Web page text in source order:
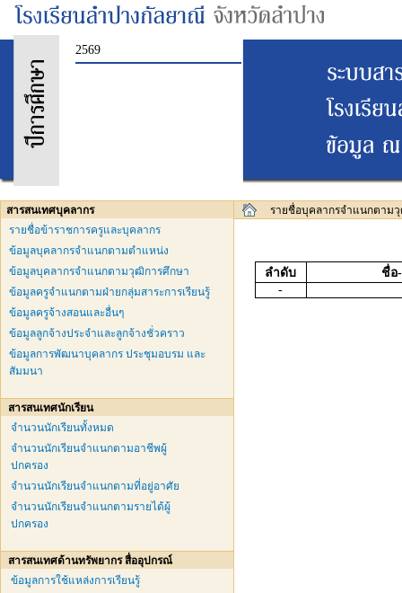
2569
สารสนเทศบุคลากร
รายชื่อข้าราชการครูและบุคลากร
ข้อมูลบุคลากรจำแนกตามตำแหน่ง
ข้อมูลบุคลากรจำแนกตามวุฒิการศึกษา
ข้อมูลครูจำแนกตามฝ่ายกลุ่มสาระการเรียนรู้
ข้อมูลครูจ้างสอนและอื่นๆ
ข้อมูลลูกจ้างประจำและลูกจ้างชั่วคราว
ข้อมูลการพัฒนาบุคลากร ประชุมอบรม และ
สัมมนา
สารสนเทศนักเรียน
จำนวนนักเรียนทั้งหมด
จำนวนนักเรียนจำแนกตามอาชีพผู้
ปกครอง
จำนวนนักเรียนจำแนกตามที่อยู่อาศัย
จำนวนนักเรียนจำแนกตามรายได้ผู้
ปกครอง
สารสนเทศด้านทรัพยากร สื่ออุปกรณ์
ข้อมูลการใช้แหล่งการเรียนรู้
รายชื่อบุคลากรจำแนกตาม
ลำดับ
ชื่อ
-